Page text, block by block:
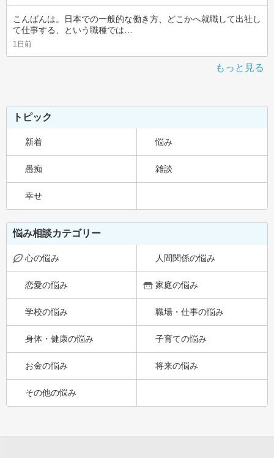
こんばんは。日本での一般的な働き方、どこかへ就職して出社し
て仕事する、という職種では…
1日前
もっと見る
トピック
新着 悩み
愚痴 雑談
幸せ
悩み相談カテゴリー
心の悩み 人間関係の悩み
恋愛の悩み 家庭の悩み
学校の悩み 職場・仕事の悩み
身体・健康の悩み 子育ての悩み
お金の悩み 将来の悩み
その他の悩み